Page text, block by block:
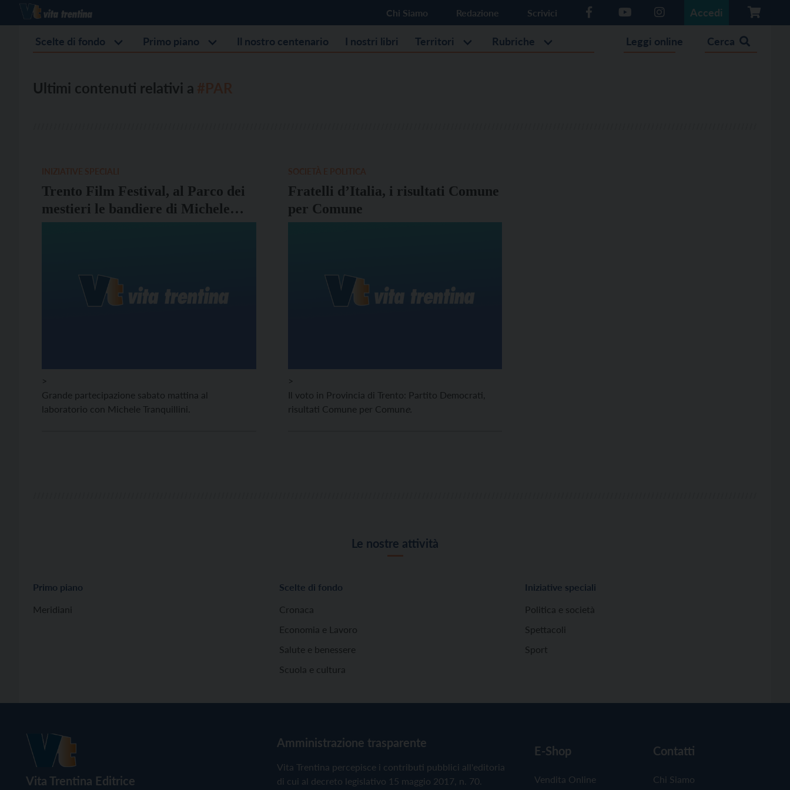
Chi Siamo Redazione Scrivici Accedi
Scelte di fondo Primo piano Il nostro centenario I nostri libri Territori Rubriche Leggi online Cerca
Ultimi contenuti relativi a
Trento Film Festival, al Parco dei
mestieri le bandiere di Michele
Tranquillini
>
Grande partecipazione sabato mattina al
laboratorio con Michele Tranquillini.
Fratelli d’Italia, i risultati Comune
per Comune
>
Il voto in Provincia di Trento: Partito Democrati,
risultati Comune per Comune.
Le nostre attività
Primo piano
Meridiani
Scelte di fondo
Cronaca
Economia e Lavoro
Salute e benessere
Scuola e cultura
Iniziative speciali
Politica e società
Spettacoli
Sport
Vita Trentina Editrice
Amministrazione trasparente
Vita Trentina percepisce i contributi pubblici all'editoria
di cui al decreto legislativo 15 maggio 2017, n. 70.
E-Shop
Vendita Online
Contatti
Chi Siamo